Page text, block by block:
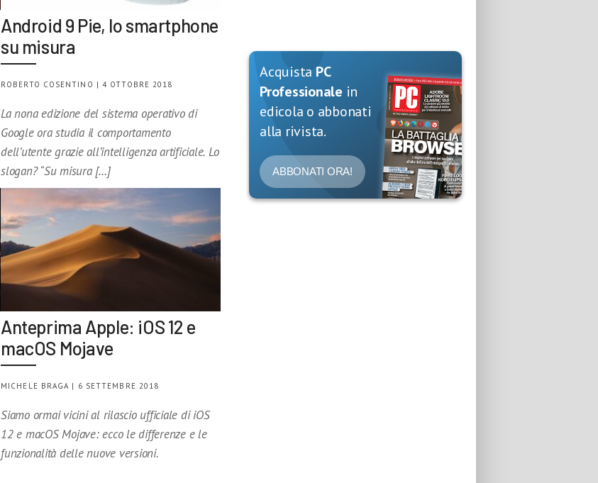
Android 9 Pie, lo smartphone
su misura
ROBERTO COSENTINO | 4 OTTOBRE 2018
La nona edizione del sistema operativo di
Google ora studia il comportamento
dell’utente grazie all’intelligenza artificiale. Lo
slogan? “Su misura […]
Anteprima Apple: iOS 12 e
macOS Mojave
MICHELE BRAGA | 6 SETTEMBRE 2018
Siamo ormai vicini al rilascio ufficiale di iOS
12 e macOS Mojave: ecco le differenze e le
funzionalità delle nuove versioni.
Acquista PC
Professionale in
edicola o abbonati
alla rivista.
ABBONATI ORA!